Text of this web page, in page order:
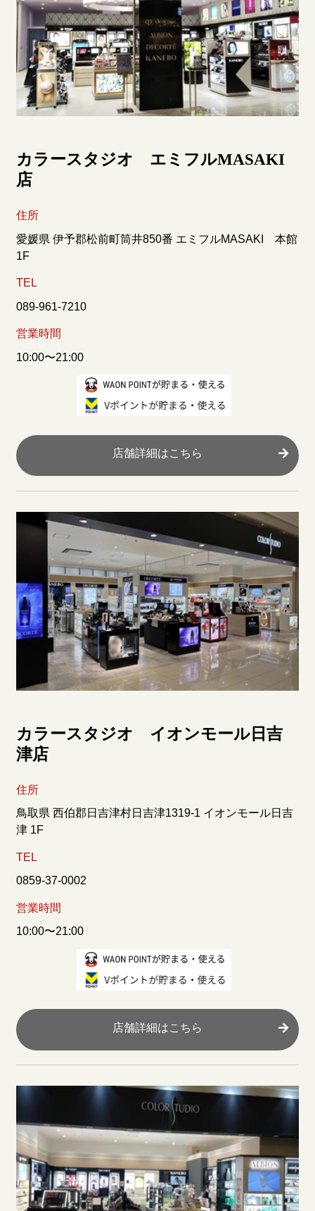
カラースタジオ エミフルMASAKI
店
住所
愛媛県 伊予郡松前町筒井850番 エミフルMASAKI 本館
1F
TEL
089-961-7210
営業時間
10:00〜21:00
店舗詳細はこちら
カラースタジオ イオンモール日吉
津店
住所
鳥取県 西伯郡日吉津村日吉津1319-1 イオンモール日吉
津 1F
TEL
0859-37-0002
営業時間
10:00〜21:00
店舗詳細はこちら